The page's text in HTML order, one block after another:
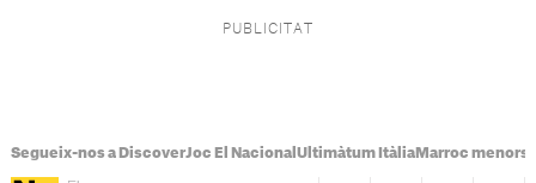
Segueix-nos a DiscoverJoc El Nacional Ultimàtum ItàliaMarroc menors